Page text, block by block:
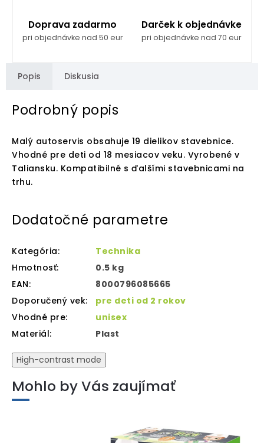
Doprava zadarmo
pri objednávke nad 50 eur
Darček k objednávke
pri objednávke nad 70 eur
Popis Diskusia
Podrobný popis
Malý autoservis obsahuje 19 dielikov stavebnice.
Vhodné pre deti od 18 mesiacov veku. Vyrobené v
Taliansku. Kompatibilné s ďalšími stavebnicami na
trhu.
Dodatočné parametre
Kategória:
Technika
Hmotnosť:
0.5 kg
EAN:
8000796085665
Doporučený vek:
pre deti od 2 rokov
Vhodné pre:
unisex
Materiál: Plast
High-contrast mode
Mohlo by Vás zaujímať